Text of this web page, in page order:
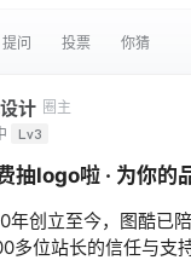
提问 投票 你猜
计 圈主
Lv3
抽logo啦 · 为你的
年创立至今，图酷已
多位站长的信任与支